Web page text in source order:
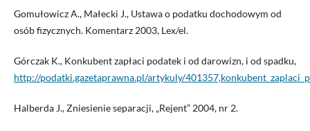
Gomułowicz A., Małecki J., Ustawa o podatku dochodowym od
osób fizycznych. Komentarz 2003, Lex/el.
Górczak K., Konkubent zapłaci podatek i od darowizn, i od spadku,
http://podatki.gazetaprawna.pl/artykuly/
Halberda J., Zniesienie separacji, „Rejent” 2004, nr 2.